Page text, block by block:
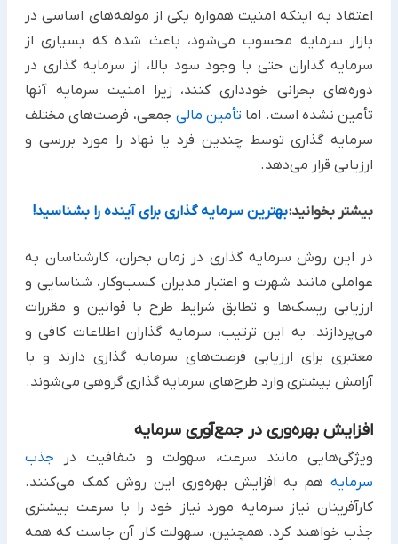
اعتقاد به اینکه امنیت همواره یکی از مولفه‌های اساسی در
بازار سرمایه محسوب می‌شود، باعث شده که بسیاری از
سرمایه گذاران حتی با وجود سود بالا، از سرمایه گذاری در
دوره‌های بحرانی خودداری کنند، زیرا امنیت سرمایه آنها
تأمین نشده است. اما تأمین مالی جمعی، فرصت‌های مختلف
سرمایه گذاری توسط چندین فرد یا نهاد را مورد بررسی و
ارزیابی قرار می‌دهد.
بیشتر بخوانید:بهترین سرمایه گذاری برای آینده را بشناسید!
در این روش سرمایه‌ گذاری در زمان بحران، کارشناسان به
عواملی مانند شهرت و اعتبار مدیران کسب‌وکار، شناسایی و
ارزیابی ریسک‌ها و تطابق شرایط طرح با قوانین و مقررات
می‌پردازند. به این ترتیب، سرمایه گذاران اطلاعات کافی و
معتبری برای ارزیابی فرصت‌های سرمایه گذاری دارند و با
آرامش بیشتری وارد طرح‌های سرمایه گذاری گروهی می‌شوند.
افزایش بهره‌وری در جمع‌آوری سرمایه
ویژگی‌هایی مانند سرعت، سهولت و شفافیت در جذب
سرمایه هم به افزایش بهره‌وری این روش کمک می‌کنند.
کارآفرینان نیاز سرمایه مورد نیاز خود را با سرعت بیشتری
جذب خواهند کرد. همچنین، سهولت کار آن جاست که همه